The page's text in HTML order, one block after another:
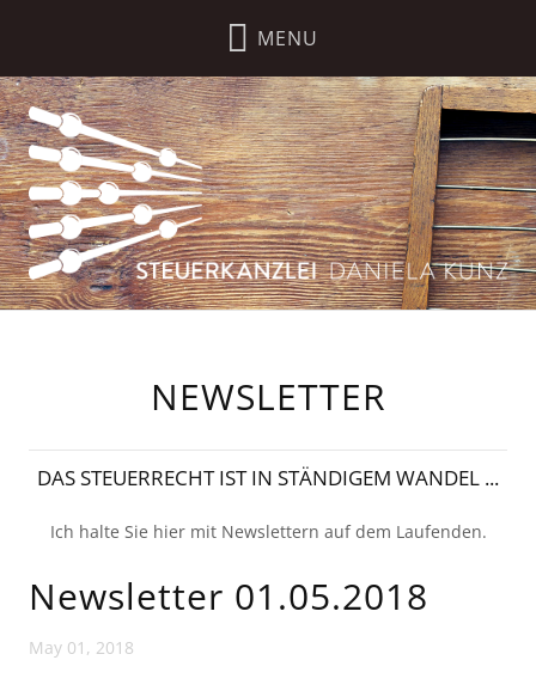
NEWSLETTER
DAS STEUERRECHT IST IN STÄNDIGEM WANDEL ...
Ich halte Sie hier mit Newslettern auf dem Laufenden.
Newsletter 01.05.2018
May 01, 2018